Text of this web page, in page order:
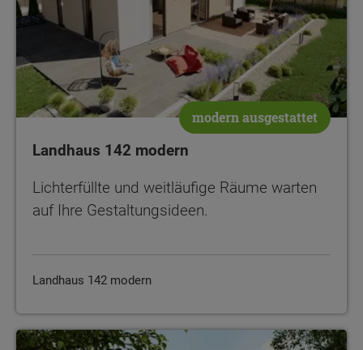
modern ausgestattet
Landhaus 142 modern
Lichterfüllte und weitläufige Räume warten
auf Ihre Gestaltungsideen.
Landhaus 142 modern
Bodensee 129